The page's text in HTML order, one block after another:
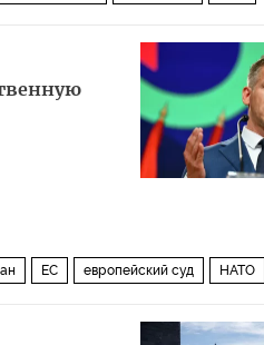
ЕС европейский суд НАТО